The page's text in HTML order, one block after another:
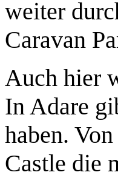
weiter
Caravan
Auch hier
In Adare
haben.
Castle die